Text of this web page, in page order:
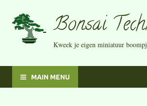
Bonsai
Kweek je eigen miniatuur
MAIN MENU